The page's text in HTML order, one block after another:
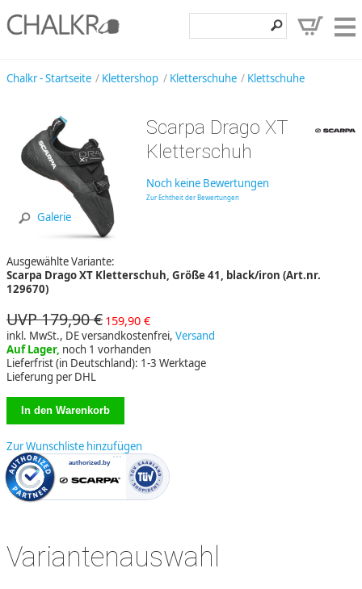
Klettershop
Entdecken
Chalkr - Startseite Klettershop Kletterschuhe Klettschuhe
Galerie
Scarpa Drago XT
Kletterschuh
Noch keine Bewertungen
Zur Echtheit der Bewertungen
Ausgewählte Variante:
Scarpa Drago XT Kletterschuh, Größe 41, black/iron (Art.nr.
129670)
UVP 179,90 € 159,90 €
inkl. MwSt., DE versandkostenfrei, Versand
Auf Lager, noch 1 vorhanden
Lieferfrist (in Deutschland): 1-3 Werktage
Lieferung per DHL
Zur Wunschliste hinzufügen
Variantenauswahl